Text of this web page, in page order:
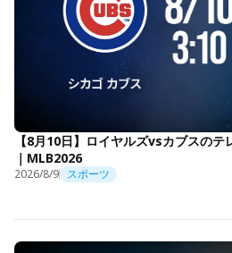
【8月10日】ロイヤルズvsカブスの
｜MLB2026
2026/8/9 スポーツ